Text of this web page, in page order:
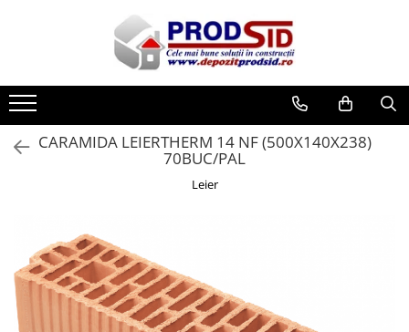
Toate Produsele
Materiale pentru construcții
Ciment și adezivi
Adezivi
Tencuieli
Cuie și sârmă
Cuie construcții
Sârmă ghimpată
CARAMIDA LEIERTHERM 14 NF (500X140X238)
70BUC/PAL
Leier